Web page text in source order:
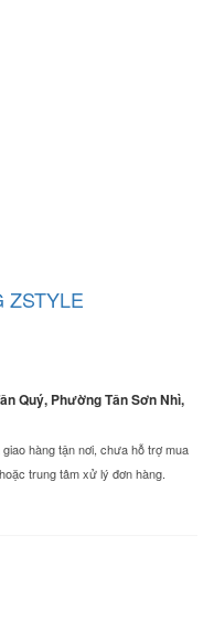
ZSTYLE
Quý, Phường Tân Sơn Nhì,
hàng tận nơi, chưa hỗ trợ mua
trung tâm xử lý đơn hàng.